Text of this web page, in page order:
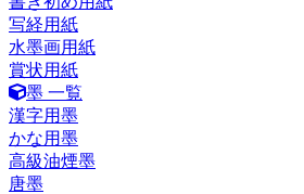
写経用紙
水墨画用紙
賞状用紙
墨 一覧
漢字用墨
かな用墨
高級油煙墨
唐墨